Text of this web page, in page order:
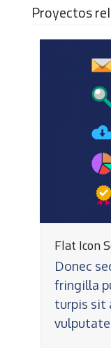
Proyectos
Flat Icon
Donec
fringilla
turpis sit